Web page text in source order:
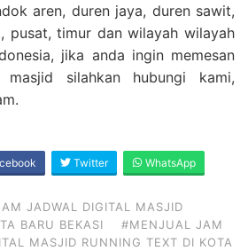
aren, duren jaya, duren sawit,
pusat, timur dan wilayah wilayah
jika anda ingin memesan
silahkan hubungi kami,
Twitter WhatsApp
JADWAL DIGITAL MASJID
BARU BEKASI
#MENJUAL JAM
MASJID RUNNING TEXT DI KOTA